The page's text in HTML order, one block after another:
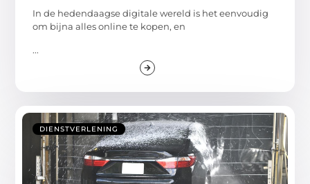
In de hedendaagse digitale wereld is het eenvoudig
om bijna alles online te kopen, en
...
DIENSTVERLENING